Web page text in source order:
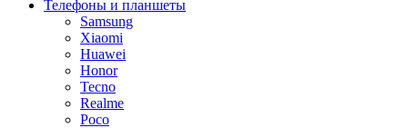
Телефоны и планшеты
Samsung
Xiaomi
Huawei
Honor
Tecno
Realme
Poco